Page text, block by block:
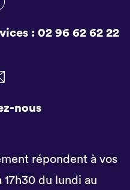
: 02 96 62 62 22
nous
répondent à vos
du lundi au